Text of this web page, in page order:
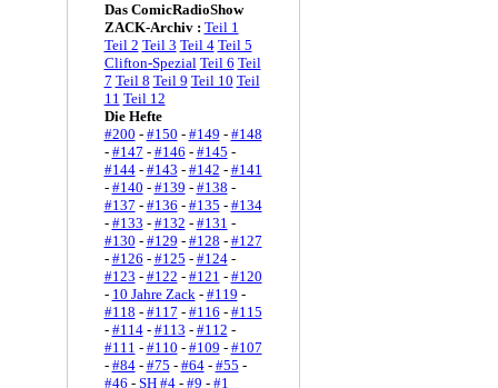
Das ComicRadioShow
ZACK-Archiv : Teil 1
Teil 2 Teil 3 Teil 4 Teil 5
Clifton-Spezial Teil 6 Teil
7 Teil 8 Teil 9 Teil 10 Teil
11 Teil 12
Die Hefte
#200 - #150 - #149 - #148
- #147 - #146 - #145 -
#144- #143 - #142 - #141
- #140 - #139 - #138 -
#137 - #136 - #135 - #134
- #133 - #132 - #131 -
#130 - #129 - #128 - #127
- #126 - #125 - #124-
#123 - #122 - #121 - #120
- 10 Jahre Zack- #119 -
#118 - #117 - #116 - #115
- #114- #113 - #112 -
#111 - #110 - #109 - #107
- #84- #75 - #64- #55 -
#46 - SH #4- #9 - #1